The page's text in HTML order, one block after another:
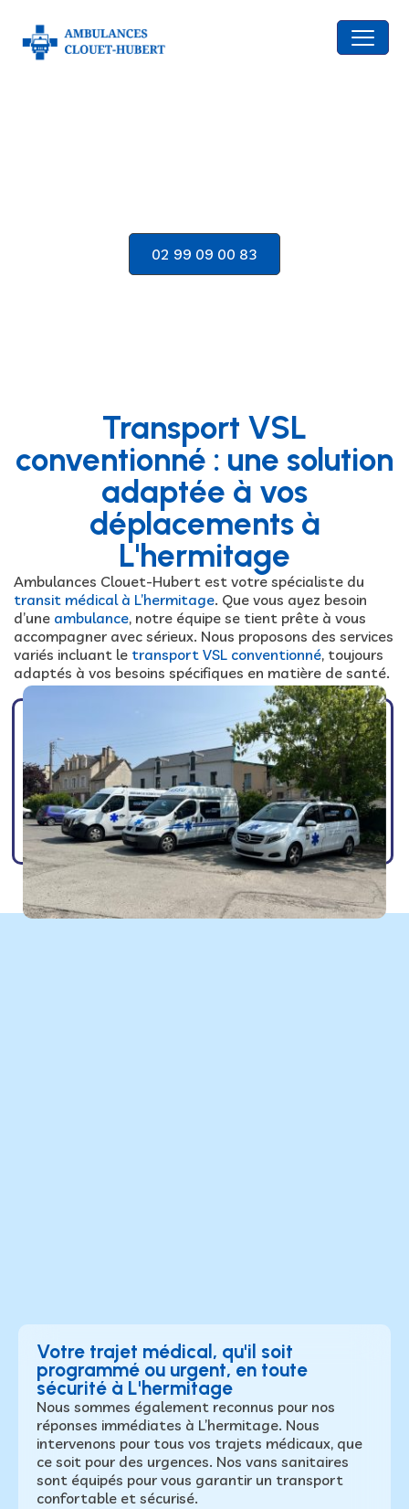
02 99 09 00 83
Transport VSL
conventionné : une solution
adaptée à vos
déplacements à
L'hermitage
Ambulances Clouet-Hubert est votre spécialiste du
transit médical à L’hermitage. Que vous ayez besoin
d’une ambulance, notre équipe se tient prête à vous
accompagner avec sérieux. Nous proposons des services
variés incluant le transport VSL conventionné, toujours
adaptés à vos besoins spécifiques en matière de santé.
Votre trajet médical, qu'il soit
programmé ou urgent, en toute
sécurité à L'hermitage
Nous sommes également reconnus pour nos
réponses immédiates à L’hermitage. Nous
intervenons pour tous vos trajets médicaux, que
ce soit pour des urgences. Nos vans sanitaires
sont équipés pour vous garantir un transport
confortable et sécurisé.